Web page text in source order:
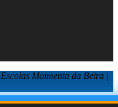
Moimenta da Beira |